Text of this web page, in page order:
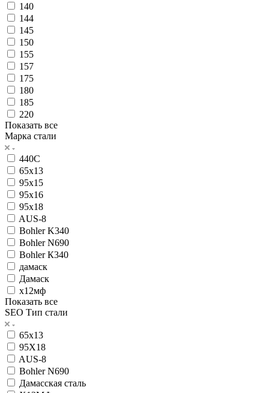
140
144
145
150
155
157
175
180
185
220
Показать все
Марка стали
440С
65х13
95х15
95х16
95х18
AUS-8
Bohler K340
Bohler N690
Bohler К340
дамаск
Дамаск
х12мф
Показать все
SEO Тип стали
65х13
95Х18
AUS-8
Bohler N690
Дамасская сталь